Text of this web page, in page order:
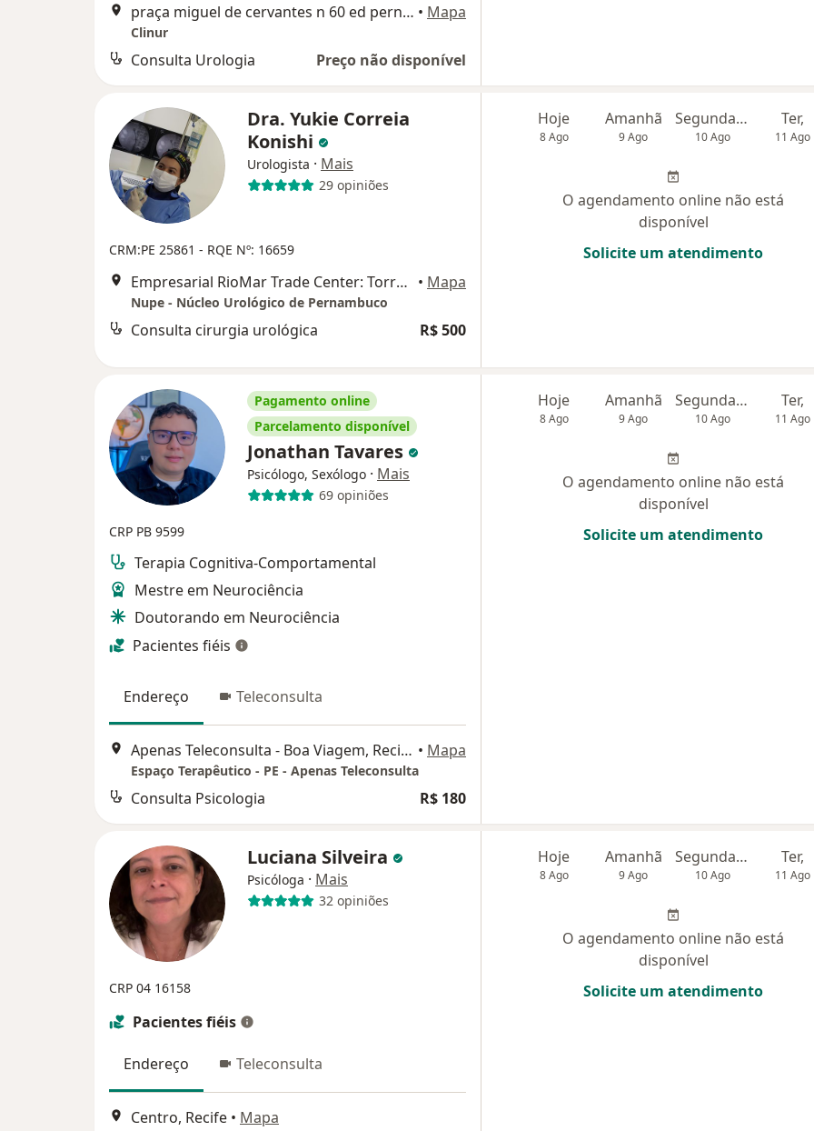
praça miguel de cervantes n 60 ed pernambuco corporate, Recife • Mapa
Clinur
Consulta Urologia Preço não disponível
Dra. Yukie Correia
Konishi
Urologista · Mais
29 opiniões
CRM:PE 25861 - RQE Nº: 16659
Empresarial RioMar Trade Center: Torre C, sala 208, Recife • Mapa
Nupe - Núcleo Urológico de Pernambuco
Consulta cirurgia urológica R$ 500
Hoje
8 Ago
Amanhã
9 Ago
Segunda-feira
10 Ago
Ter,
11 Ago
O agendamento online não está
disponível
Solicite um atendimento
Pagamento online
Parcelamento disponível
Jonathan Tavares
Psicólogo, Sexólogo · Mais
69 opiniões
CRP PB 9599
Terapia Cognitiva-Comportamental
Mestre em Neurociência
Doutorando em Neurociência
Pacientes fiéis
Endereço Teleconsulta
Apenas Teleconsulta - Boa Viagem, Recife - PE, Brasil, Recife • Mapa
Espaço Terapêutico - PE - Apenas Teleconsulta
Consulta Psicologia R$ 180
Hoje
8 Ago
Amanhã
9 Ago
Segunda-feira
10 Ago
Ter,
11 Ago
O agendamento online não está
disponível
Solicite um atendimento
Luciana Silveira
Psicóloga · Mais
32 opiniões
CRP 04 16158
Pacientes fiéis
Endereço Teleconsulta
Centro, Recife • Mapa
Hoje
8 Ago
Amanhã
9 Ago
Segunda-feira
10 Ago
Ter,
11 Ago
O agendamento online não está
disponível
Solicite um atendimento